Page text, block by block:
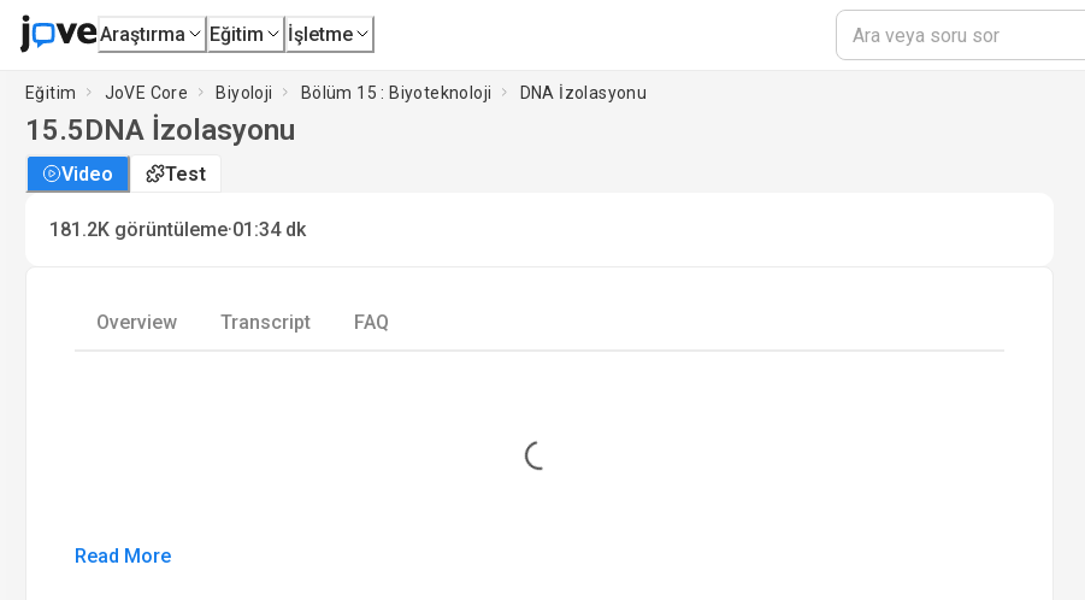
Araştırma Eğitim İşletme
Eğitim JoVE Core Biyoloji Bölüm 15 : Biyoteknoloji DNA İzolasyonu
15.5DNA İzolasyonu
Video Test
181.2K görüntüleme·01:34 dk
Overview Transcript FAQ
Loading...
Read More